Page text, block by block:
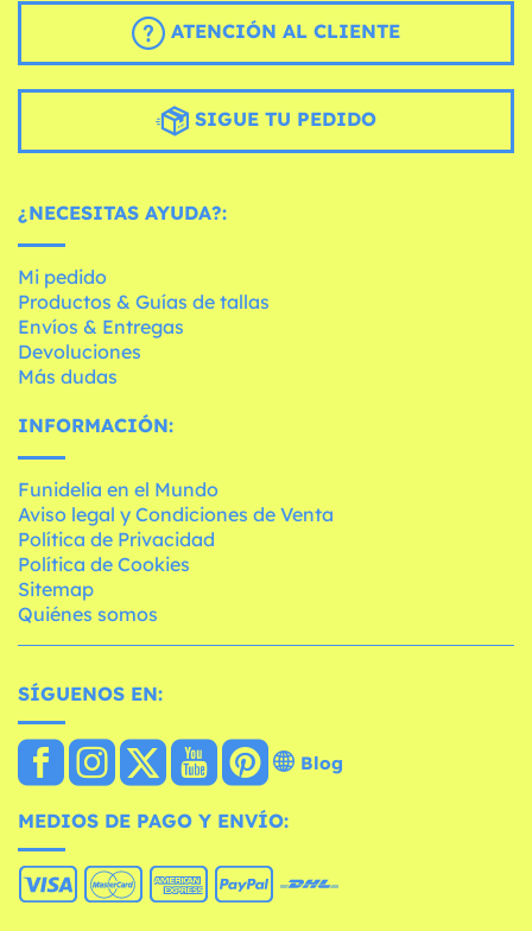
ATENCIÓN AL CLIENTE
SIGUE TU PEDIDO
¿NECESITAS AYUDA?:
Mi pedido
Productos & Guías de tallas
Envíos & Entregas
Devoluciones
Más dudas
INFORMACIÓN:
Funidelia en el Mundo
Aviso legal y Condiciones de Venta
Política de Privacidad
Política de Cookies
Sitemap
Quiénes somos
SÍGUENOS EN:
Blog
MEDIOS DE PAGO Y ENVÍO: